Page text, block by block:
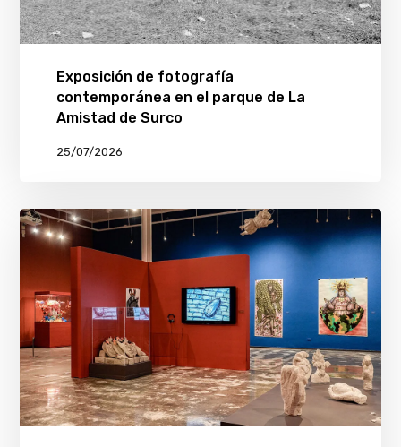
Exposición de fotografía
contemporánea en el parque de La
Amistad de Surco
25/07/2026